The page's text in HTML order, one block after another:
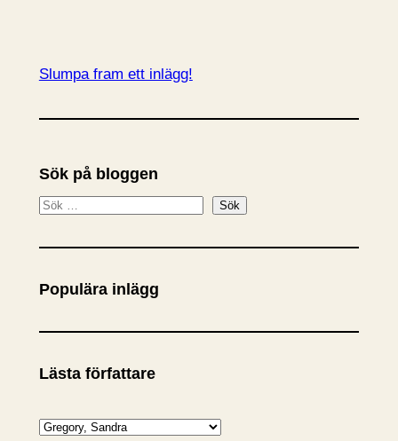
Slumpa fram ett inlägg!
Sök på bloggen
S
k
Sök
Populära inlägg
Lästa författare
K